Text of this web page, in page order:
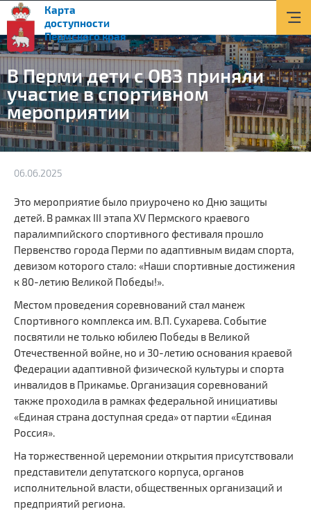
Карта
доступности
Пермского края
Документы
Приоритетные объекты
Новости
Транспорт
Помощь и поддержка
Контакты
Версия для слабовидящих
Сайт Министерства социального развития
Регистрация
Вход
В Перми дети с ОВЗ приняли
участие в спортивном
мероприятии
06.06.2025
Это мероприятие было приурочено ко Дню защиты
детей. В рамках III этапа XV Пермского краевого
паралимпийского спортивного фестиваля прошло
Первенство города Перми по адаптивным видам спорта,
девизом которого стало: «Наши спортивные достижения
к 80-летию Великой Победы!».
Местом проведения соревнований стал манеж
Спортивного комплекса им. В.П. Сухарева. Событие
посвятили не только юбилею Победы в Великой
Отечественной войне, но и 30-летию основания краевой
Федерации адаптивной физической культуры и спорта
инвалидов в Прикамье. Организация соревнований
также проходила в рамках федеральной инициативы
«Единая страна доступная среда» от партии «Единая
Россия».
На торжественной церемонии открытия присутствовали
представители депутатского корпуса, органов
исполнительной власти, общественных организаций и
предприятий региона.